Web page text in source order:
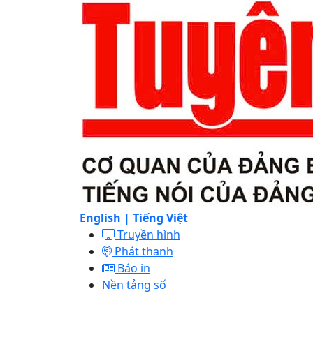
English | Tiếng Việt
Truyền hình
Phát thanh
Báo in
Nền tảng số